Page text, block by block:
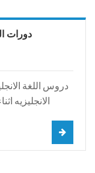
دورات
دروس اللغة
الانجليزيه